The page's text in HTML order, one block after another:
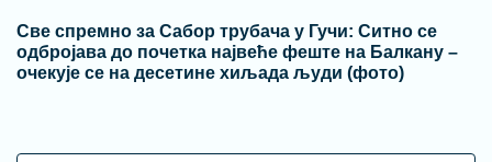
Све спремно за Сабор трубача у Гучи: Ситно се
одбројава до почетка највеће феште на Балкану –
очекује се на десетине хиљада људи (фото)